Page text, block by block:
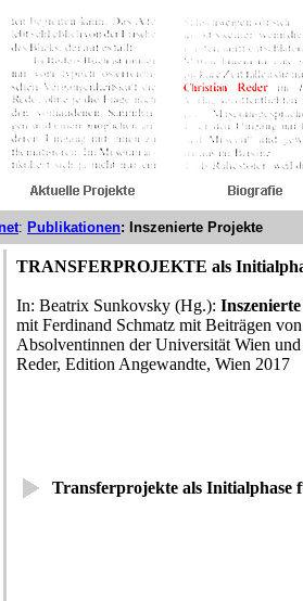
: Publikationen: Inszenierte Projekte
TRANSFERPROJEKTE als
In: Beatrix Sunkovsky (Hg.):
mit Ferdinand Schmatz mit Beiträgen
Absolventinnen der Universität Wien
Reder, Edition Angewandte, Wien 2017
Transferprojekte als Initialphase